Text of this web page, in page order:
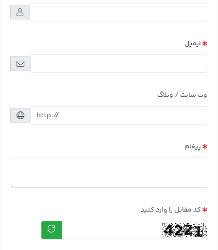
ایمیل
وب سایت / وبلاگ
پیغام
کد مقابل را وارد کنید